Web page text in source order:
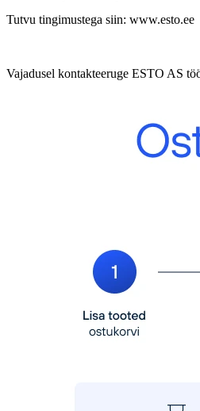
Tutvu tingimustega siin: www.esto.ee
Vajadusel kontakteeruge ESTO AS